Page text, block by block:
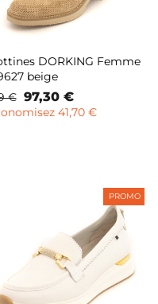
DORKING Femme
beige
€ Prix
remisé
97,30 €
41,70 €
PROMO